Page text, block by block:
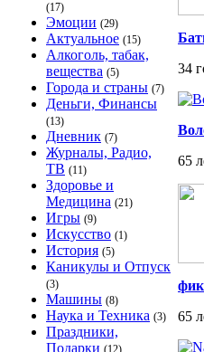
(17)
Эмоции (29)
Актуальное (15)
Алкоголь, табак,
вещества (5)
Города и страны (7)
Деньги, Финансы
(13)
Дневник (7)
Журналы, Радио,
ТВ (11)
Здоровье и
Медицина (21)
Игры (9)
Искусство (1)
История (5)
Каникулы и Отпуск
(3)
Машины (8)
Наука и Техника (3)
Праздники,
Подарки (12)
34
65
65